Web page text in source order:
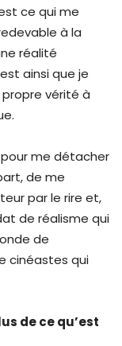
ce qui me
à la
réalité
ainsi que je
vérité à
pour me détacher
de me
par le rire et,
de réalisme qui
de
cinéastes qui
de ce qu’est